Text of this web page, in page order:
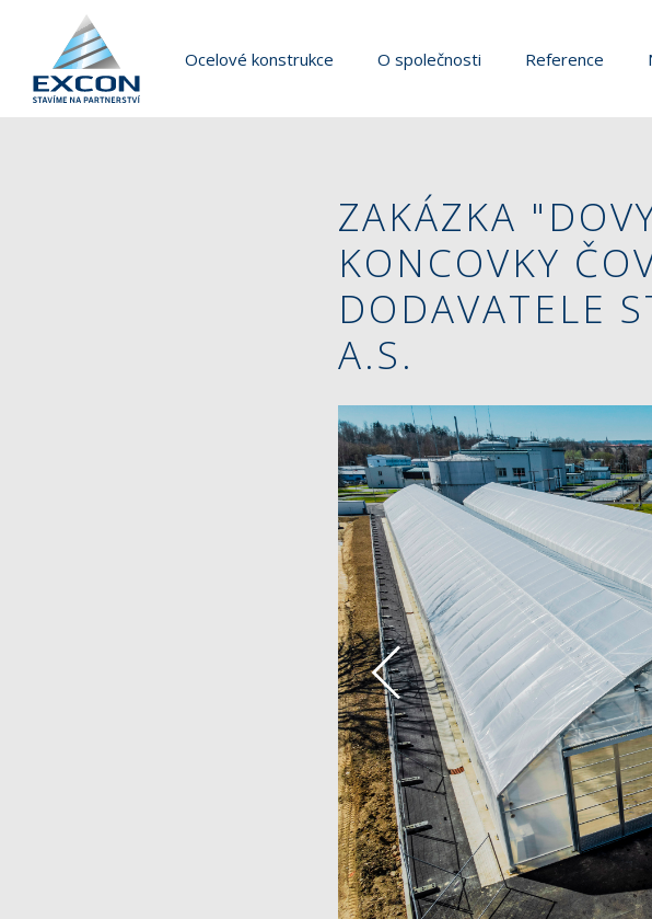
Ocelové konstrukce O společnosti Reference
ZAKÁZKA
KONCOVKY
DODAVATELE
A.S.